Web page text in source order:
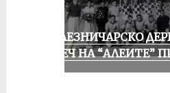
ЖЕЛЕЗНИЧАРСКО
И ПЕЧ НА “АЛЕИТЕ”